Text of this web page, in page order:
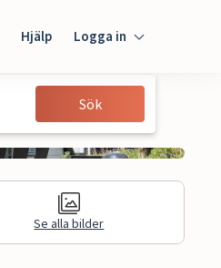
Hjälp Logga in
Gäst
Sök
Se alla bilder